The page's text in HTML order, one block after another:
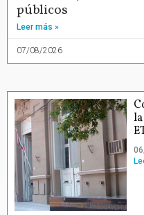
públicos
Leer más »
07/08/2026